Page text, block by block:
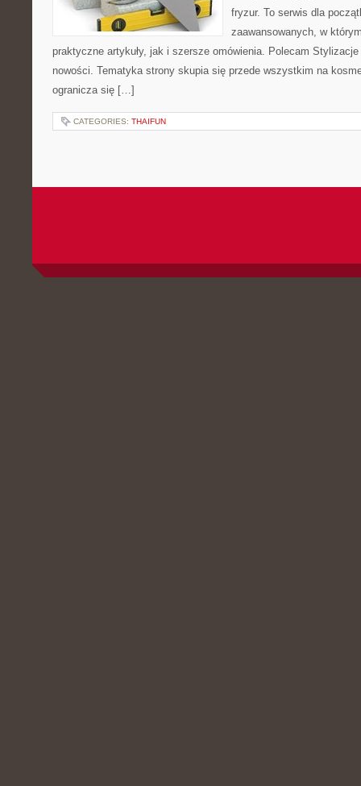
fryzur. To serwis dla
zaawansowanych, w
praktyczne artykuły, jak i szersze omówienia. Polecam
nowości. Tematyka strony skupia się przede wszystkim na
ogranicza się […]
CATEGORIES: THAIFUN